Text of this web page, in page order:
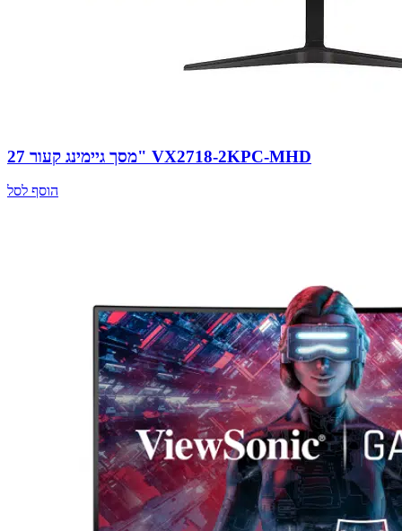
מסך גיימינג קעור 27" VX2718-2KPC-MHD
הוסף לסל